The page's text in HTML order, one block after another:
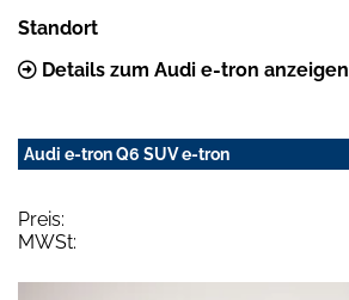
Standort
Details zum Audi e-tron anzeigen
Audi e-tron Q6 SUV e-tron
Preis:
MWSt: